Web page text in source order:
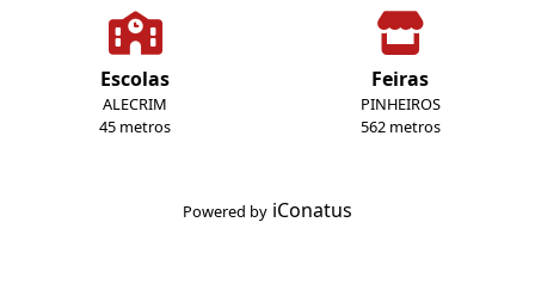
Escolas
ALECRIM
45 metros
Feiras
PINHEIROS
562 metros
Powered by iConatus